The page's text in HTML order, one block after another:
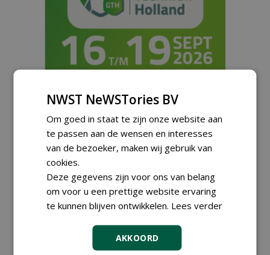
Meld je aan voor onze digitale
nieuwsbrief.
NWST NeWSTories BV
Om goed in staat te zijn onze website aan
te passen aan de wensen en interesses
van de bezoeker, maken wij gebruik van
cookies.
Deze gegevens zijn voor ons van belang
om voor u een prettige website ervaring
te kunnen blijven ontwikkelen. Lees verder
AKKOORD